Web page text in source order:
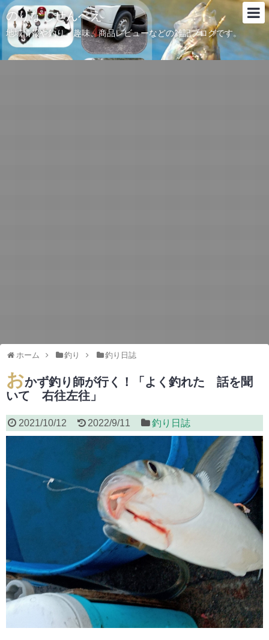
のりなしせんべえ
地域情報や釣り、趣味、商品レビューなどの雑記ブログです。
ホーム 釣り 釣り日誌
おかず釣り師が行く！「よく釣れた 話を聞
いて 右往左往」
2021/10/12 2022/9/11 釣り日誌